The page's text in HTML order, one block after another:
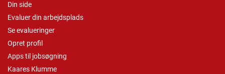
Din side
Evaluer din arbejdsplads
Se evalueringer
Opret profil
Apps til jobsøgning
Kaares Klumme